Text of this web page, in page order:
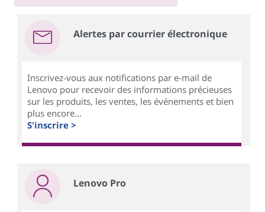
Alertes par courrier électronique
Inscrivez-vous aux notifications par e-mail de
Lenovo pour recevoir des informations précieuses
sur les produits, les ventes, les événements et bien
plus encore...
S'inscrire >
Lenovo Pro